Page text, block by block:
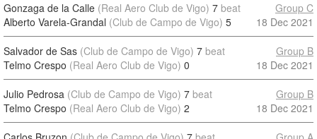
Gonzaga de la Calle (Real Aero Club de Vigo) 7 beat
Alberto Varela-Grandal (Club de Campo de Vigo) 5
Group C
18 Dec 2021
Salvador de Sas (Club de Campo de Vigo) 7 beat
Telmo Crespo (Real Aero Club de Vigo) 0
Group B
18 Dec 2021
Julio Pedrosa (Club de Campo de Vigo) 7 beat
Telmo Crespo (Real Aero Club de Vigo) 2
Group B
18 Dec 2021